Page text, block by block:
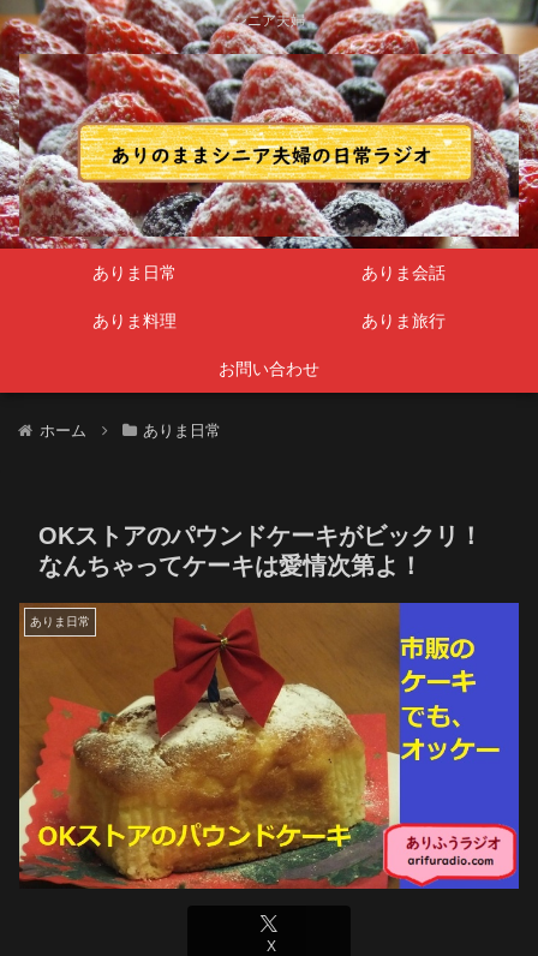
シニア夫婦
ありま日常 ありま会話
ありま料理 ありま旅行
お問い合わせ
ホーム ありま日常
OKストアのパウンドケーキがビックリ！
なんちゃってケーキは愛情次第よ！
ありま日常
X